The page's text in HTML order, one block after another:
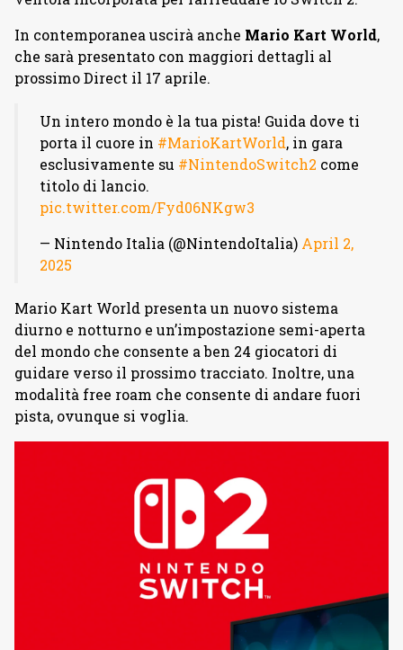
In contemporanea uscirà anche Mario Kart World,
che sarà presentato con maggiori dettagli al
prossimo Direct il 17 aprile.
Un intero mondo è la tua pista! Guida dove ti
porta il cuore in #MarioKartWorld, in gara
esclusivamente su #NintendoSwitch2 come
titolo di lancio.
pic.twitter.com/Fyd06NKgw3
— Nintendo Italia (@NintendoItalia) April 2,
2025
Mario Kart World presenta un nuovo sistema
diurno e notturno e un’impostazione semi-aperta
del mondo che consente a ben 24 giocatori di
guidare verso il prossimo tracciato. Inoltre, una
modalità free roam che consente di andare fuori
pista, ovunque si voglia.